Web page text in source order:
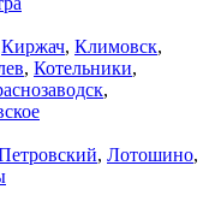
Киржач, Климовск,
, Котельники,
,
, Лотошино,